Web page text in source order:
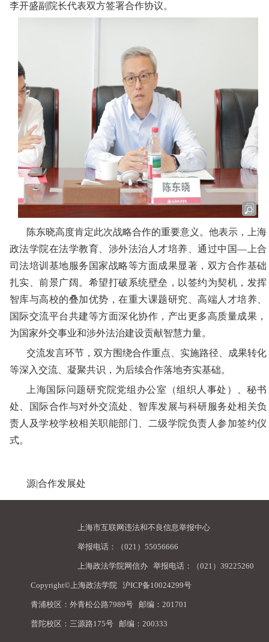
李开盛副院长代表双方签署合作协议。
陈东晓高度肯定此次战略合作的重要意义。他表示，上海
政法学院在法学教育、涉外法治人才培养、通过中国—上合
司法培训基地服务国家战略等方面成果显著，双方合作基础
扎实、前景广阔。希望打破系统壁垒，以签约为契机，发挥
智库与高校的叠加优势，在重大课题研究、高端人才培养、
国际交流平台共建等方面深化协作，产出更多高质量成果，
为国家外交事业和涉外法治建设贡献智慧力量。
交流发言环节，双方围绕合作重点、实施路径、成果转化
等深入交流、凝聚共识，为后续合作落地夯实基础。
上海国际问题研究院党组办公室（组织人事处）、秘书
处、国际合作与对外交流处、智库发展与科研服务处相关负
责人及学校学校相关职能部门、二级学院负责人参加签约仪
式。
源|合作发展处
上海市互联网违法和不良信息举报中心
举报电话：（021）55056666
上海政法学院网信办 举报电话：（021）39225260
Copyright©上海政法学院 沪ICP备10024299号
青浦校区：外青松公路7989号 邮编：201701
普陀校区：三源路175号 邮编：200333